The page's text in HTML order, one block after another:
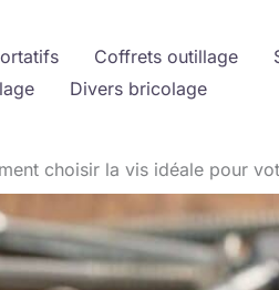
Coffrets outillage
Divers bricolage
choisir la vis idéale pour